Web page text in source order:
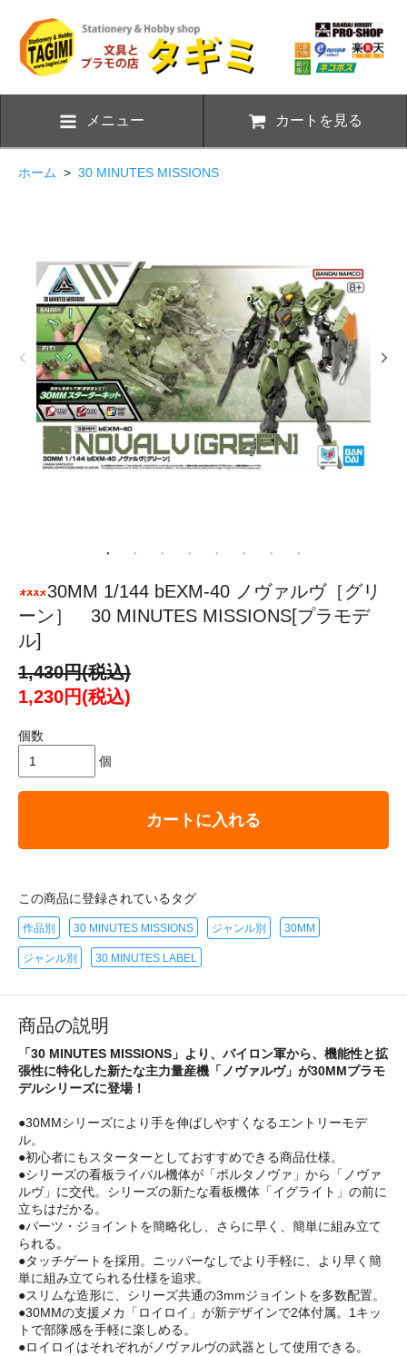
メニュー カートを見る
ホーム > 30 MINUTES MISSIONS
30MM 1/144 bEXM-40 ノヴァルヴ［グリ
ーン］ 30 MINUTES MISSIONS[プラモデ
ル]
1,430円(税込)
1,230円(税込)
個数
個
カートに入れる
この商品に登録されているタグ
作品別 30 MINUTES MISSIONS ジャンル別 30MM
ジャンル別 30 MINUTES LABEL
商品の説明
「30 MINUTES MISSIONS」より、バイロン軍から、機能性と拡
張性に特化した新たな主力量産機「ノヴァルヴ」が30MMプラモ
デルシリーズに登場！
●30MMシリーズにより手を伸ばしやすくなるエントリーモデ
ル。
●初心者にもスターターとしておすすめできる商品仕様。
●シリーズの看板ライバル機体が「ポルタノヴァ」から「ノヴァ
ルヴ」に交代。シリーズの新たな看板機体「イグライト」の前に
立ちはだかる。
●パーツ・ジョイントを簡略化し、さらに早く、簡単に組み立て
られる。
●タッチゲートを採用。ニッパーなしでより手軽に、より早く簡
単に組み立てられる仕様を追求。
●スリムな造形に、シリーズ共通の3mmジョイントを多数配置。
●30MMの支援メカ「ロイロイ」が新デザインで2体付属。1キッ
トで部隊感を手軽に楽しめる。
●ロイロイはそれぞれがノヴァルヴの武器として使用できる。